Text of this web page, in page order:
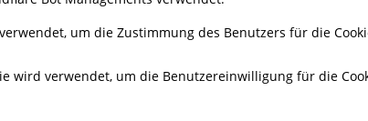
um die Zustimmung des Benutzers für die
wird verwendet, um die Benutzereinwilligung für die